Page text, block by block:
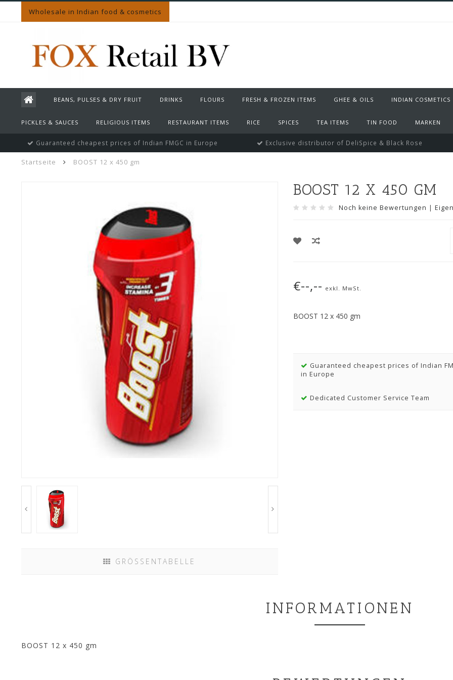
Wholesale in Indian food & cosmetics
BEANS, PULSES & DRY FRUIT DRINKS FLOURS FRESH & FROZEN ITEMS GHEE & OILS INDIAN COSMETICS
PICKLES & SAUCES RELIGIOUS ITEMS RESTAURANT ITEMS RICE SPICES TEA ITEMS TIN FOOD MARKEN
Guaranteed cheapest prices of Indian FMGC in Europe Exclusive distributor of DeliSpice & Black Rose
Startseite BOOST 12 x 450 gm
GRÖSSENTABELLE
BOOST 12 X 450 GM
Noch keine Bewertungen |
€--,-- exkl. MwSt.
BOOST 12 x 450 gm
Guaranteed cheapest prices of Indian
in Europe
Dedicated Customer Service Team
INFORMATIONEN
BOOST 12 x 450 gm